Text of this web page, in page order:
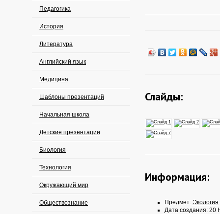
Педагогика
История
Литература
Английский язык
Медицина
Шаблоны презентаций
Начальная школа
Детские презентации
Биология
Технология
Окружающий мир
Обществознание
Слайды:
Информация:
Предмет: Экология
Дата создания: 20